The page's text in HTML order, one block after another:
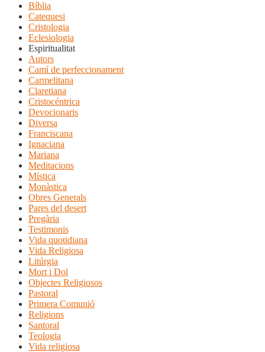
Bíblia
Catequesi
Cristologia
Eclesiologia
Espiritualitat
Autors
Camí de perfeccionament
Carmelitana
Claretiana
Cristocéntrica
Devocionaris
Diversa
Franciscana
Ignaciana
Mariana
Meditacions
Mística
Monàstica
Obres Generals
Pares del desert
Pregària
Testimonis
Vida quotidiana
Vida Religiosa
Litúrgia
Mort i Dol
Objectes Religiosos
Pastoral
Primera Comunió
Religions
Santoral
Teologia
Vida religiosa